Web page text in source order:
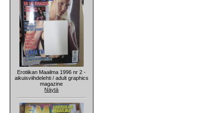
Erotiikan Maailma 1996 nr 2 -
aikuisviihdelehti / adult graphics
magazine
Näytä